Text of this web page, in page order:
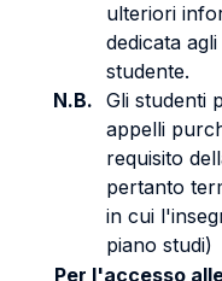
ulteriori
dedicata
studente.
N.B. Gli studenti
appelli
requisito
pertanto
in cui
piano studi)
Per l'accesso